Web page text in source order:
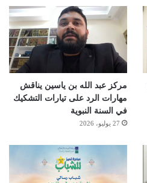
مركز عبد الله بن ياسين يناقش
مهارات الرد على تيارات التشكيك
في السنة النبوية
27 يوليو، 2026